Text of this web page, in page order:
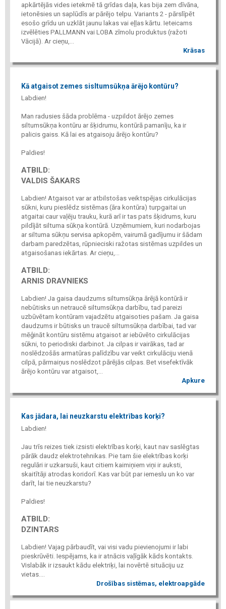
apkārtējās vides ietekmē tā grīdas daļa, kas bija zem dīvāna,
ietonēsies un saplūdīs ar pārējo telpu. Variants 2 - pārslīpēt
esošo grīdu un uzklāt jaunu lakas vai eļļas kārtu. Ieteicams
izvēlēties PALLMANN vai LOBA zīmolu produktus (ražoti
Vācijā). Ar cieņu,...
Krāsas
Kā atgaisot zemes sisltumsūkņa ārējo kontūru?
Labdien!
Man radusies šāda problēma - uzpildot ārējo zemes
siltumsūkņa kontūru ar šķidrumu, kontūrā pamanīju, ka ir
palicis gaiss. Kā lai es atgaisoju ārējo kontūru?
Paldies!
ATBILD:
VALDIS ŠAKARS
Labdien! Atgaisot var ar atbilstošas veiktspējas cirkulācijas
sūkni, kuru pieslēdz sistēmas (āra kontūra) turpgaitai un
atgaitai caur vaļēju trauku, kurā arī ir tas pats šķidrums, kuru
pildījāt siltuma sūkņa kontūrā. Uzņēmumiem, kuri nodarbojas
ar siltuma sūkņu servisa apkopēm, vairumā gadījumu ir šādam
darbam paredzētas, rūpnieciski ražotas sistēmas uzpildes un
atgaisošanas iekārtas. Ar cieņu,...
ATBILD:
ARNIS DRAVNIEKS
Labdien! Ja gaisa daudzums siltumsūkņa ārējā kontūrā ir
nebūtisks un netraucē siltumsūkņa darbību, tad pareizi
uzbūvētam kontūram vajadzētu atgaisoties pašam. Ja gaisa
daudzums ir būtisks un traucē siltumsūkņa darbībai, tad var
mēģināt kontūru sistēmu atgaisot ar iebūvēto cirkulācijas
sūkni, to periodiski darbinot. Ja cilpas ir vairākas, tad ar
noslēdzošās armatūras palīdzību var veikt cirkulāciju vienā
cilpā, pārmaiņus noslēdzot pārējās cilpas. Bet visefektīvāk
ārējo kontūru var atgaisot,...
Apkure
Kas jādara, lai neuzkarstu elektrības korķi?
Labdien!
Jau trīs reizes tiek izsisti elektrības korķi, kaut nav saslēgtas
pārāk daudz elektrotehnikas. Pie tam šie elektrības korķi
regulāri ir uzkarsuši, kaut citiem kaimiņiem viņi ir auksti,
skaitītāji atrodas koridorī. Kas var būt par iemeslu un ko var
darīt, lai tie neuzkarstu?
Paldies!
ATBILD:
DZINTARS
Labdien! Vajag pārbaudīt, vai visi vadu pievienojumi ir labi
pieskrūvēti. Iespējams, ka ir atnācis vaļīgāk kāds kontakts.
Vislabāk ir izsaukt kādu elektriķi, lai novērtē situāciju uz
vietas....
Drošības sistēmas, elektroapgāde